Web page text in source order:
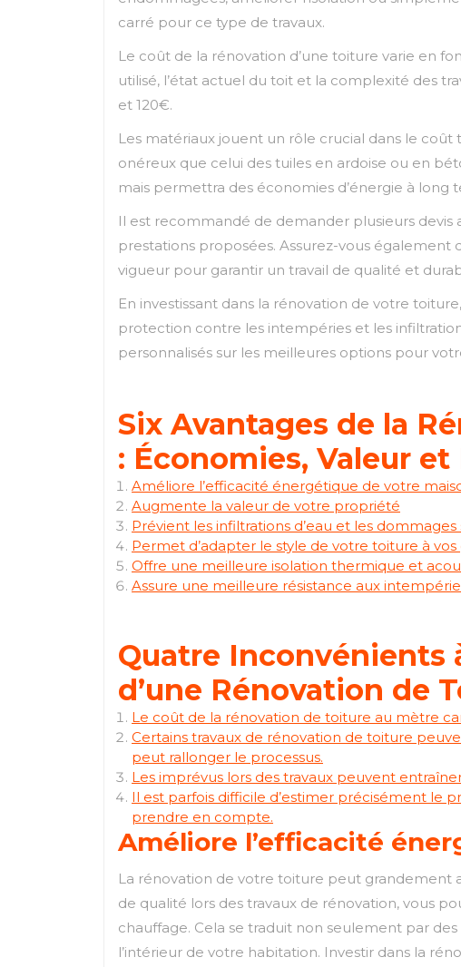
carré pour ce type de travaux.
Le coût de la rénovation d’une toiture varie en
utilisé, l’état actuel du toit et la complexité des
et 120€.
Les matériaux jouent un rôle crucial dans le
onéreux que celui des tuiles en ardoise ou en
mais permettra des économies d’énergie à long
Il est recommandé de demander plusieurs devis
prestations proposées. Assurez-vous également
vigueur pour garantir un travail de qualité et
En investissant dans la rénovation de votre
protection contre les intempéries et les
personnalisés sur les meilleures options pour
Six Avantages de la
: Économies, Valeur
Améliore l’efficacité énergétique de votre
Augmente la valeur de votre propriété
Prévient les infiltrations d’eau et les
Permet d’adapter le style de votre toiture à vos
Offre une meilleure isolation thermique et
Assure une meilleure résistance aux
Quatre Inconvénients
d’une Rénovation de
Le coût de la rénovation de toiture au mètre
Certains travaux de rénovation de toiture
peut rallonger le processus.
Les imprévus lors des travaux peuvent
Il est parfois difficile d’estimer précisément le
prendre en compte.
Améliore l’efficacité
La rénovation de votre toiture peut grandement
de qualité lors des travaux de rénovation, vous
chauffage. Cela se traduit non seulement par
l’intérieur de votre habitation. Investir dans la